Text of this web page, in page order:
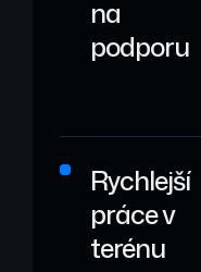
na
podporu
Rychlejší
práce v
terénu